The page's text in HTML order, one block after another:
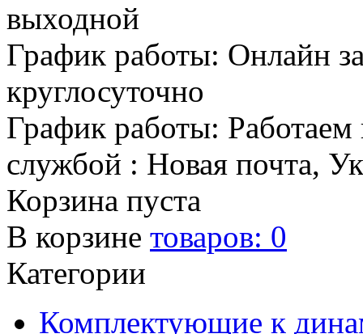
выходной
График работы: Онлайн
круглосуточно
График работы: Работаем
службой : Новая почта,
Корзина пуста
В корзине товаров: 0
Категории
Комплектующие к